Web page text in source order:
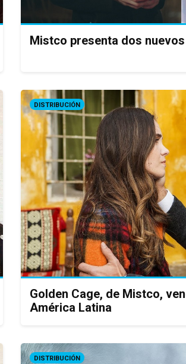
Mistco presenta dos
DISTRIBUCIÓN
Golden Cage, de Mistco,
América Latina
DISTRIBUCIÓN